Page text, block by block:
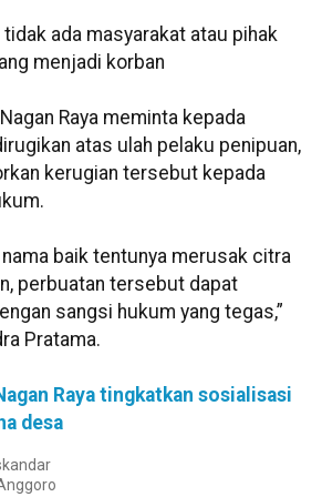
tidak ada masyarakat atau pihak
menjadi korban
Raya meminta kepada
atas ulah pelaku penipuan,
kerugian tersebut kepada
baik tentunya merusak citra
perbuatan tersebut dapat
sangsi hukum yang tegas,”
Pratama.
Raya tingkatkan sosialisasi
desa